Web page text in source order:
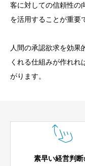
客に対しての信頼性の
を活用することが重要
人間の承認欲求を効果
くれる仕組みが作れれ
がります。

素早い経営判断